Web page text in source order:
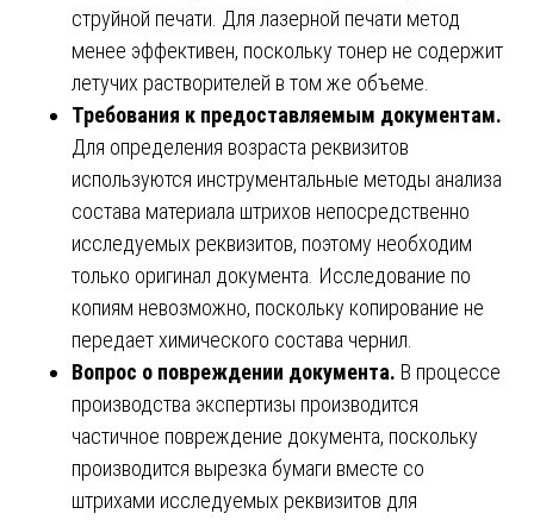
струйной печати. Для лазерной печати метод
менее эффективен, поскольку тонер не содержит
летучих растворителей в том же объеме.
Требования к предоставляемым документам.
Для определения возраста реквизитов
используются инструментальные методы анализа
состава материала штрихов непосредственно
исследуемых реквизитов, поэтому необходим
только оригинал документа. Исследование по
копиям невозможно, поскольку копирование не
передает химического состава чернил.
Вопрос о повреждении документа. В процессе
производства экспертизы производится
частичное повреждение документа, поскольку
производится вырезка бумаги вместе со
штрихами исследуемых реквизитов для